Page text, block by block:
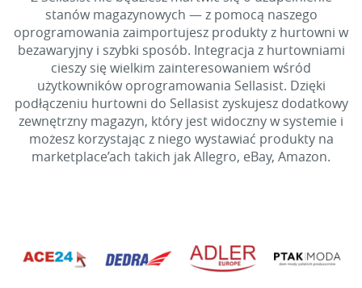
stanów magazynowych — z pomocą naszego
oprogramowania zaimportujesz produkty z hurtowni w
bezawaryjny i szybki sposób. Integracja z hurtowniami
cieszy się wielkim zainteresowaniem wśród
użytkowników oprogramowania Sellasist. Dzięki
podłączeniu hurtowni do Sellasist zyskujesz dodatkowy
zewnętrzny magazyn, który jest widoczny w systemie i
możesz korzystając z niego wystawiać produkty na
marketplace’ach takich jak Allegro, eBay, Amazon.